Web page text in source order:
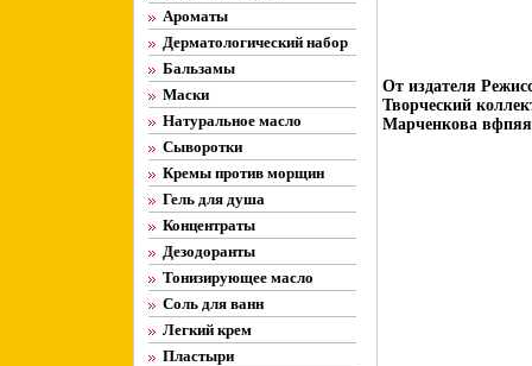
Ароматы
Дерматологический набор
Бальзамы
Маски
Натуральное масло
Сыворотки
Кремы против морщин
Гель для душа
Концентраты
Дезодоранты
Тонизирующее масло
Соль для ванн
Легкий крем
Пластыри
От издателя
Творческий
Марченкова